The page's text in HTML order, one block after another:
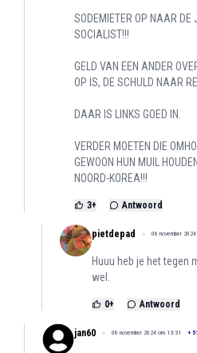
SODEMIETER OP NAAR DE
SOCIALIST!!!
GELD VAN EEN ANDER
OP IS, DE SCHULD NAAR
DAAR IS LINKS GOED IN.
VERDER MOETEN DIE
GEWOON HUN MUIL
NOORD-KOREA!!!
3+ Antwoord
pietdepad 08 november
Huuu heb je het tegen
wel.
0+ Antwoord
jan60 08 november 2024 om 13:31 +